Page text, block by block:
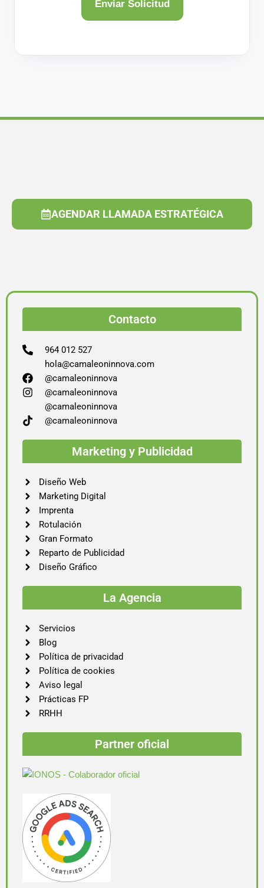
AGENDAR LLAMADA ESTRATÉGICA
Contacto
964 012 527
hola@camaleoninnova.com
@camaleoninnova
@camaleoninnova
@camaleoninnova
@camaleoninnova
Marketing y Publicidad
Diseño Web
Marketing Digital
Imprenta
Rotulación
Gran Formato
Reparto de Publicidad
Diseño Gráfico
La Agencia
Servicios
Blog
Política de privacidad
Política de cookies
Aviso legal
Prácticas FP
RRHH
Partner oficial